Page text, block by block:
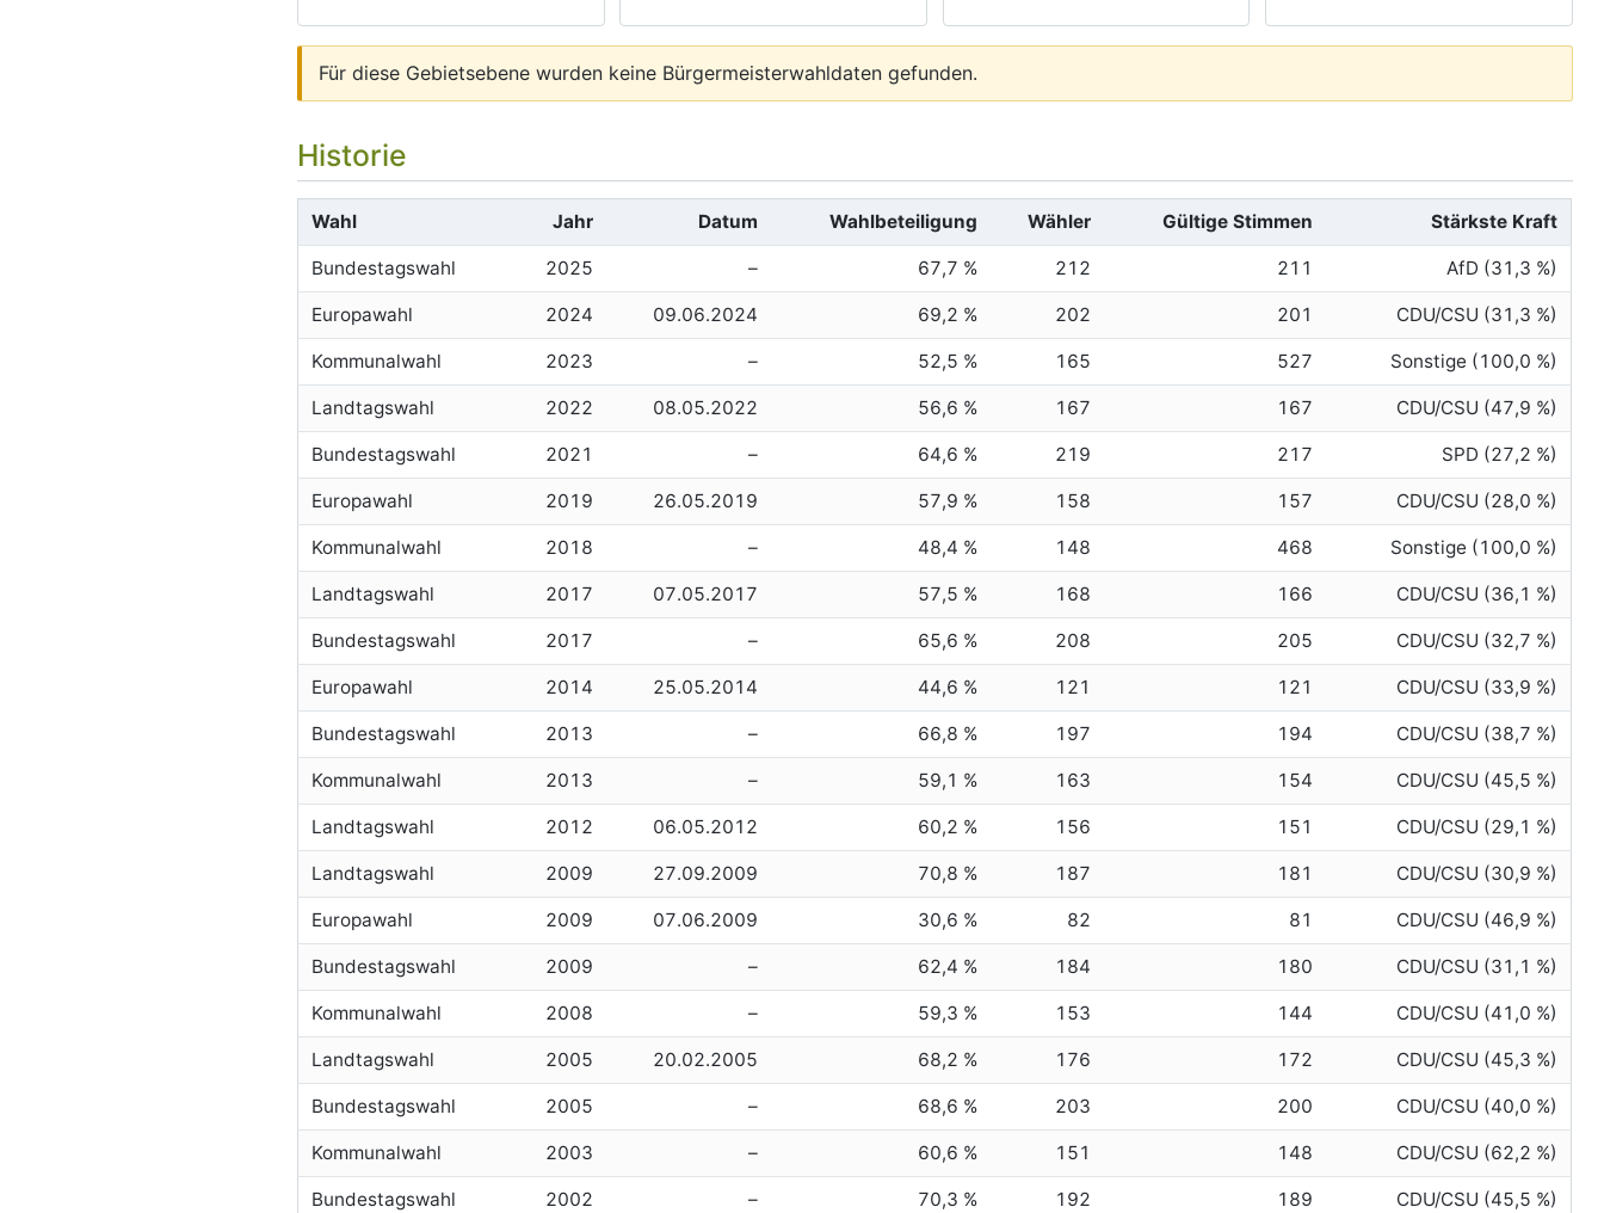
Für diese Gebietsebene wurden keine Bürgermeisterwahldaten gefunden.
Historie
Wahl Jahr Datum Wahlbeteiligung Wähler Gültige Stimmen Stärkste Kraft
Bundestagswahl 2025 – 67,7 % 212 211 AfD (31,3 %)
Europawahl 2024 09.06.2024 69,2 % 202 201 CDU/CSU (31,3 %)
Kommunalwahl 2023 – 52,5 % 165 527 Sonstige (100,0 %)
Landtagswahl 2022 08.05.2022 56,6 % 167 167 CDU/CSU (47,9 %)
Bundestagswahl 2021 – 64,6 % 219 217 SPD (27,2 %)
Europawahl 2019 26.05.2019 57,9 % 158 157 CDU/CSU (28,0 %)
Kommunalwahl 2018 – 48,4 % 148 468 Sonstige (100,0 %)
Landtagswahl 2017 07.05.2017 57,5 % 168 166 CDU/CSU (36,1 %)
Bundestagswahl 2017 – 65,6 % 208 205 CDU/CSU (32,7 %)
Europawahl 2014 25.05.2014 44,6 % 121 121 CDU/CSU (33,9 %)
Bundestagswahl 2013 – 66,8 % 197 194 CDU/CSU (38,7 %)
Kommunalwahl 2013 – 59,1 % 163 154 CDU/CSU (45,5 %)
Landtagswahl 2012 06.05.2012 60,2 % 156 151 CDU/CSU (29,1 %)
Landtagswahl 2009 27.09.2009 70,8 % 187 181 CDU/CSU (30,9 %)
Europawahl 2009 07.06.2009 30,6 % 82 81 CDU/CSU (46,9 %)
Bundestagswahl 2009 – 62,4 % 184 180 CDU/CSU (31,1 %)
Kommunalwahl 2008 – 59,3 % 153 144 CDU/CSU (41,0 %)
Landtagswahl 2005 20.02.2005 68,2 % 176 172 CDU/CSU (45,3 %)
Bundestagswahl 2005 – 68,6 % 203 200 CDU/CSU (40,0 %)
Kommunalwahl 2003 – 60,6 % 151 148 CDU/CSU (62,2 %)
Bundestagswahl 2002 – 70,3 % 192 189 CDU/CSU (45,5 %)